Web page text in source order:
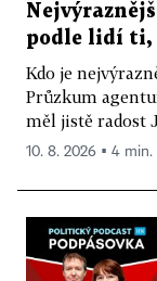
podle lidí ti,
Kdo je
Průzkum
měl jistě radost
10. 8. 2026 ▪ 4 min.